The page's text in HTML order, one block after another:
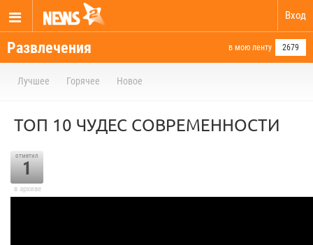
Вход
Развлечения в мою ленту 2679
Лучшее Горячее Новое
ТОП 10 ЧУДЕС СОВРЕМЕННОСТИ
отметил
1
в архиве